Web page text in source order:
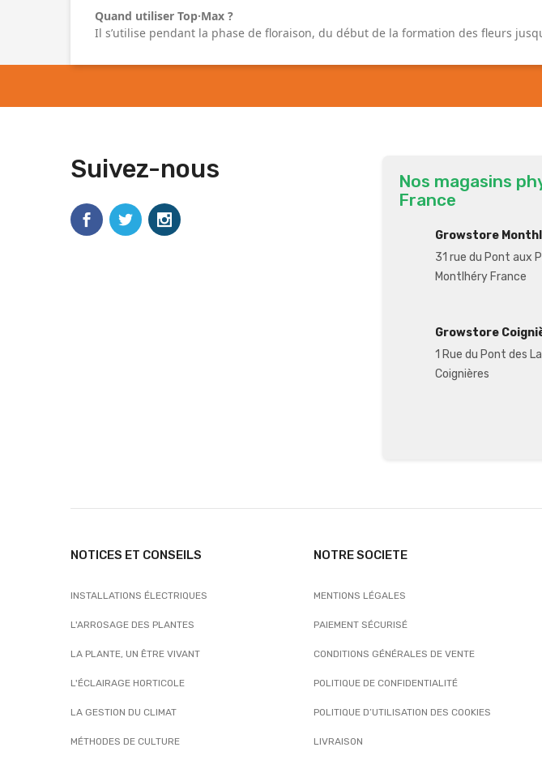
Quand utiliser Top·Max ?
Il s’utilise pendant la phase de floraison, du début de la formation des fleurs
Suivez-nous
Nos magasins
France
Growstore
31 rue du Pont aux
Montlhéry France
Growstore
1 Rue du Pont des
Coignières
NOTICES ET CONSEILS
INSTALLATIONS ÉLECTRIQUES
L'ARROSAGE DES PLANTES
LA PLANTE, UN ÊTRE VIVANT
L'ÉCLAIRAGE HORTICOLE
LA GESTION DU CLIMAT
MÉTHODES DE CULTURE
NOTRE SOCIETE
MENTIONS LÉGALES
PAIEMENT SÉCURISÉ
CONDITIONS GÉNÉRALES DE VENTE
POLITIQUE DE CONFIDENTIALITÉ
POLITIQUE D’UTILISATION DES COOKIES
LIVRAISON